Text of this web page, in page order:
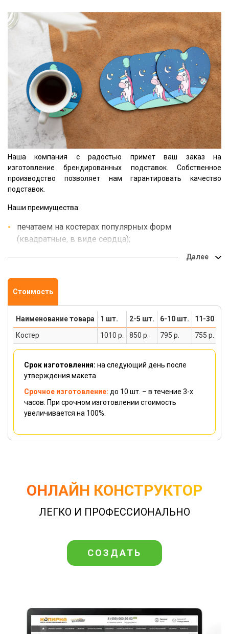
Наша компания с радостью примет ваш заказ на
изготовление брендированных подставок. Собственное
производство позволяет нам гарантировать качество
подставок.
Наши преимущества:
печатаем на костерах популярных форм
(квадратные, в виде сердца);
качественный экологичный материал на основе
защитный слой МДФ дает четкий принт и защищает
от влаги;
нанесем вашу символику или создадим дизайн
сами;
печатаем костеры от 1шт., оптовым покупателям
скидки;
мощный онлайн-конструктор с готовыми макетами
позволит вам самостоятельно создать костер мечты
Стоимость
Наименование товара 1 шт. 2-5 шт. 6-10 шт.
11-30 шт.
Костер
1010 р. 850 р. 795 р. 755 р.
Срок изготовления: на следующий день после
утверждения макета
Срочное изготовление: до 10 шт. – в течение 3-х
часов. При срочном изготовлении стоимость
увеличивается на 100%.
ОНЛАЙН КОНСТРУКТОР
ЛЕГКО И ПРОФЕССИОНАЛЬНО
СОЗДАТЬ